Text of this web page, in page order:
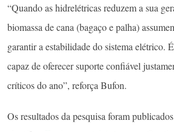
“Quando as hidrelétricas reduzem a sua
biomassa de cana (bagaço e palha)
garantir a estabilidade do sistema elétrico.
capaz de oferecer suporte confiável
críticos do ano”, reforça Bufon.
Os resultados da pesquisa foram